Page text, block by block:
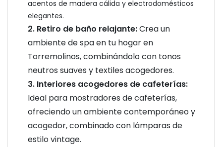
acentos de madera cálida y electrodomésticos
elegantes.
2. Retiro de baño relajante:Crea un
ambiente de spa en tu hogar en
Torremolinos, combinándolo con tonos
neutros suaves y textiles acogedores.
3. Interiores acogedores de cafeterías:
Ideal para mostradores de cafeterías,
ofreciendo un ambiente contemporáneo y
acogedor, combinado con lámparas de
estilo vintage.